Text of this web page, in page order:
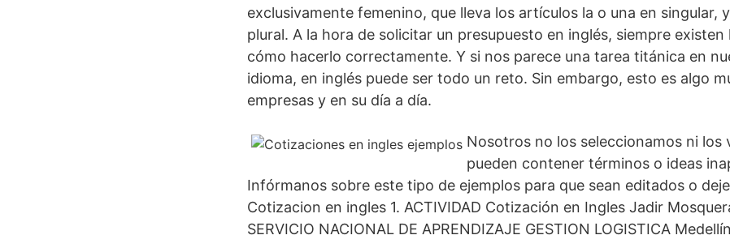
exclusivamente femenino, que lleva los artículos la o una en singular,
plural. A la hora de solicitar un presupuesto en inglés, siempre existen
cómo hacerlo correctamente. Y si nos parece una tarea titánica en
idioma, en inglés puede ser todo un reto. Sin embargo, esto es algo
empresas y en su día a día.
Nosotros no los seleccionamos ni los
pueden contener términos o ideas
Infórmanos sobre este tipo de ejemplos para que sean editados o
Cotizacion en ingles 1. ACTIVIDAD Cotización en Ingles Jadir
SERVICIO NACIONAL DE APRENDIZAJE GESTION LOGISTICA